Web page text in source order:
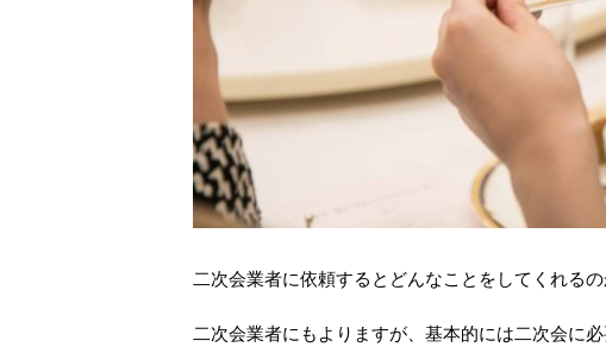
二次会業者に依頼するとどんなことをしてくれるの
二次会業者にもよりますが、基本的には二次会に